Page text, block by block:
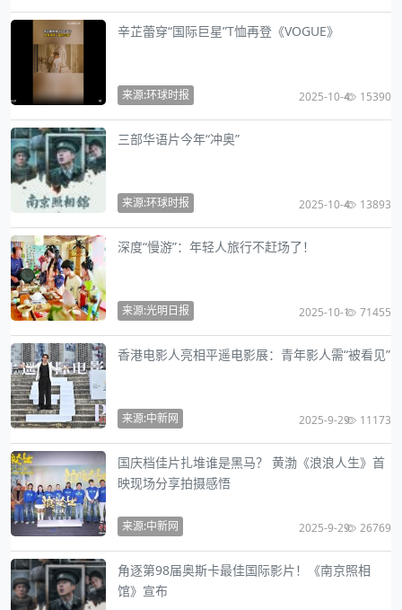
辛芷蕾穿“国际巨星”T恤再登《VOGUE》
来源:环球时报 2025-10-4 15390
三部华语片今年“冲奥”
来源:环球时报 2025-10-4 13893
深度“慢游”：年轻人旅行不赶场了！
来源:光明日报 2025-10-1 71455
香港电影人亮相平遥电影展：青年影人需“被看见”
来源:中新网 2025-9-29 11173
国庆档佳片扎堆谁是黑马？ 黄渤《浪浪人生》首
映现场分享拍摄感悟
来源:中新网 2025-9-29 26769
角逐第98届奥斯卡最佳国际影片！《南京照相
馆》宣布